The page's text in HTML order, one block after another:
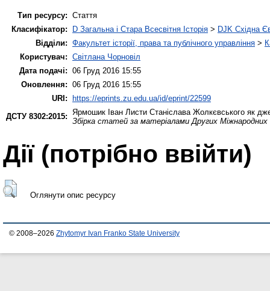
Тип ресурсу: Стаття
Класифікатор:
D Загальна і Стара Всесвітня Історія > DJK Східна
Відділи: Факультет історії, права та публічного управління >
Користувач: Світлана Чорновіл
Дата подачі: 06 Груд 2016 15:55
Оновлення: 06 Груд 2016 15:55
URI: https://eprints.zu.edu.ua/id/eprint/22599
ДСТУ 8302:2015:
Ярмошик Іван Листи Станіслава Жолкєвського як
Збірка статей за матеріалами Других
Дії ​​(потрібно ввійти)
Оглянути опис ресурсу
© 2008–2026 Zhytomyr Ivan Franko State University